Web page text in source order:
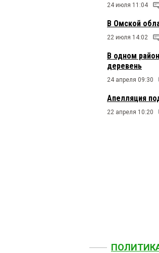
24 июля 11:04
В Омской
22 июля 14:02
В одном
деревень
24 апреля 09:30
Апелляция
22 апреля 10:20